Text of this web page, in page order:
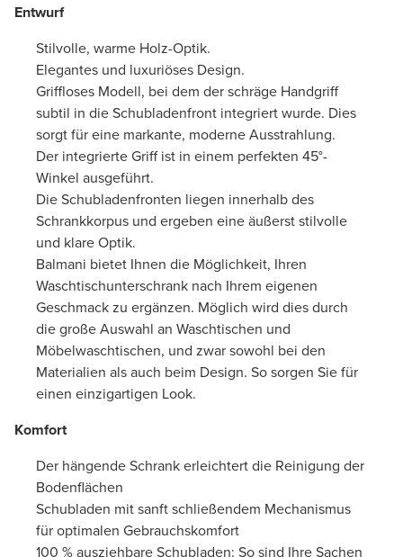
Entwurf
Stilvolle, warme Holz-Optik.
Elegantes und luxuriöses Design.
Griffloses Modell, bei dem der schräge Handgriff
subtil in die Schubladenfront integriert wurde. Dies
sorgt für eine markante, moderne Ausstrahlung.
Der integrierte Griff ist in einem perfekten 45°-
Winkel ausgeführt.
Die Schubladenfronten liegen innerhalb des
Schrankkorpus und ergeben eine äußerst stilvolle
und klare Optik.
Balmani bietet Ihnen die Möglichkeit, Ihren
Waschtischunterschrank nach Ihrem eigenen
Geschmack zu ergänzen. Möglich wird dies durch
die große Auswahl an Waschtischen und
Möbelwaschtischen, und zwar sowohl bei den
Materialien als auch beim Design. So sorgen Sie für
einen einzigartigen Look.
Komfort
Der hängende Schrank erleichtert die Reinigung der
Bodenflächen
Schubladen mit sanft schließendem Mechanismus
für optimalen Gebrauchskomfort
100 % ausziehbare Schubladen: So sind Ihre Sachen